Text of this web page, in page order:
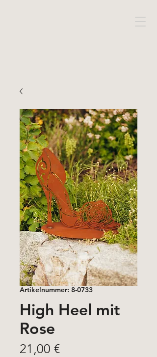
Artikelnummer: 8-0733
High Heel mit
Rose
21,00 €Preis